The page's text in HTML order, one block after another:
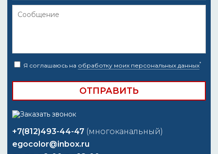
Я соглашаюсь на обработку моих персональных данных*
+7(812)493-44-47 (многоканальный)
egocolor@inbox.ru